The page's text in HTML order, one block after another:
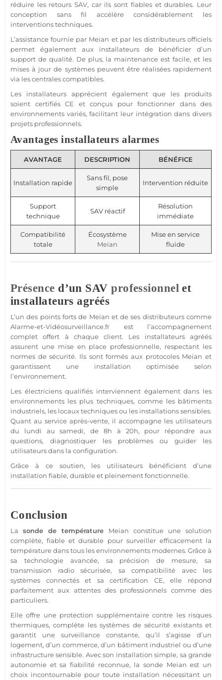
réduire les retours SAV, car ils sont fiables et durables. Leur
conception sans fil accélère considérablement les
interventions techniques.
L’assistance fournie par Meian et par les distributeurs officiels
permet également aux installateurs de bénéficier d’un
support de qualité. De plus, la maintenance est facile, et les
mises à jour de systèmes peuvent être réalisées rapidement
via les centralescompatibles.
Les installateurs apprécient également que les produits
soient certifiés CE et conçus pour fonctionner dans des
environnements variés, facilitant leur intégration dans divers
projets professionnels.
Avantages installateurs alarmes
AVANTAGE DESCRIPTION BÉNÉFICE
Installation rapide
Sans fil, pose
simple
Intervention réduite
Support
technique
SAV réactif
Résolution
immédiate
Compatibilité
totale
Écosystème
Meian
Mise en service
fluide
Présence d’un SAVprofessionnel et
installateurs agréés
L’un des points forts de Meian et de ses distributeurs comme
Alarme-et-Vidéosurveillance.fr est l’accompagnement
complet offert à chaque client. Les installateurs agréés
assurent une mise en place professionnelle, respectant les
normes desécurité. Ils sont formés aux protocoles Meian et
garantissent une installation optimisée selon
l’environnement.
Les électriciens qualifiés interviennent également dans les
environnements les plus techniques, comme les bâtiments
industriels, les locaux techniquesou les installations sensibles.
Quant au service après-vente, il accompagne les utilisateurs
du lundi au samedi, de 8h à 20h, pour répondre aux
questions, diagnostiquer les problèmes ou guider les
utilisateurs dans la configuration.
Grâce à ce soutien, les utilisateurs bénéficient d’une
installation fiable, durable et pleinement fonctionnelle.
Conclusion
Lasonde detempérature Meian constitue une solution
complète,fiable et durable pour surveiller efficacement la
températuredans tous les environnements modernes. Grâce à
sa technologie avancée, sa précision de mesure, sa
transmission radio sécurisée, sa compatibilité avec les
systèmes connectés et sa certification CE, elle répond
parfaitement aux attentes des professionnels comme des
particuliers.
Elle offre une protection supplémentaire contre les risques
thermiques, complète les systèmes desécurité existants et
garantit une surveillance constante, qu’il s’agisse d’un
logement, d’un commerce, d’un bâtiment industriel ou d’une
infrastructure sensible. Avec son installation simple, sa grande
autonomie et sa fiabilité reconnue, la sonde Meian est un
choix incontournable pour toute installation nécessitant un